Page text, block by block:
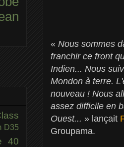
« Nous sommes
franchir ce front
Indien... Nous
Mondon à terre.
nouveau ! Nous
assez difficile en
Ouest... » lançait
Groupama.
D35
40